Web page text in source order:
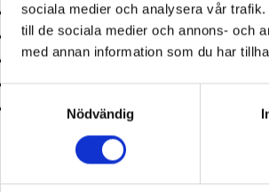
sociala medier och analysera vår
till de sociala medier och annons- och
med annan information som du har
Nödvändig
Cellulosaisolering
VVS isolering
Brandtätning
Träfiberisolering
Mineralull
Som ett av de ledande företagen inom
inom allt som vi gör. Bland annat
kunders kalendrar – och vi arbetar snabbt